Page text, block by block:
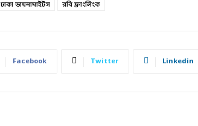
ঢাকা ডায়নামাইটস রবি ফ্রাংলিংক
Facebook Twitter Linkedin